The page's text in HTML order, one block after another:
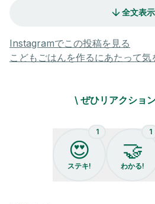
作ってみたいと思ったら『🤍』ってコ
#幼児食#ひたさないフレンチトースト
#簡単朝ごはん #パンアレンジ #おう
#時短レシピ #ワーママごはん #育児
全文表示
Instagramでこの投稿を見る
こどもごはんを作るにあたって気
\ ぜひリアクショ
1
😍
ステキ!
1
🤝
わかる!